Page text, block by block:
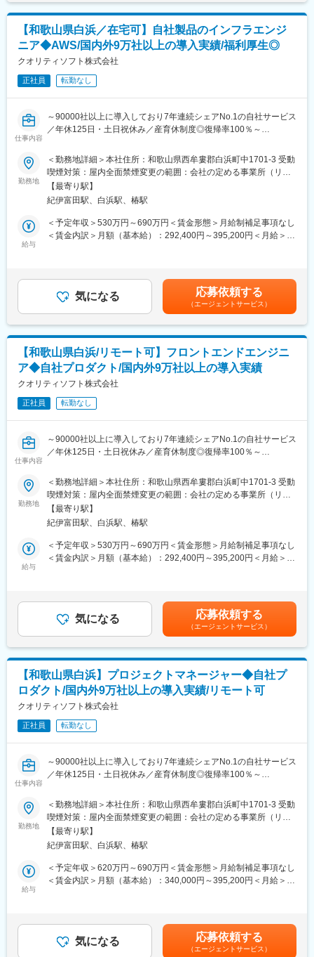
られた教育、基本動作や救急法等、それぞれの業務に必要な知識
や技能を学び、セキュリティのプロフェッショナルとしての基本
を身に付けられます。
■働き方
勤務例：
け休み、日：休
週平均労働時間39時間と働きやすい環境です。
変更の範囲：会社の定める業務
で開発）
◇ネットワーク接続される製品のため不正アクセスに耐えられる
セキュアコーディング
※エンドユーザーはビルオーナーだが、システムの納品先はゼネコ
ン、サブコンです。また、三菱電機がシステム開発の営業を行
い、要求仕様の作成を行いますので当社は設計から機能試験を主
に行います。
■業務の魅力：
◇三菱電機（株）冷熱システム製作所内で三菱電機とフロア違い
ションとれるような業務環境です。
◇クラウド接続の開始に伴いAWSに対応した開発のスタートと拡
大が見込まれております。チーム内におけるAWS技術の先駆者と
して専門性を高めるチャンスがあります。
定性があります。
◇最終製品に近い立ち位置でソフトウェア開発を手掛けてきた強
◇各種教育プログラムや三菱電機のゼミ（e-learning）もあります
ので、異業種から入社された方でも必要な業務知識を習得いただ
くことが可能です。
変更の範囲：会社の定める業務
【和歌山県白浜／在宅可】自社製品のインフラエンジ
ニア◆AWS/国内外9万社以上の導入実績/福利厚生◎
クオリティソフト株式会社
正社員 転勤なし
仕事内容
～90000社以上に導入しており7年連続シェアNo.1の自社サービス
／年休125日・土日祝休み／産育休制度◎復帰率100％～
■業務内容
当社開発のIT資産管理＆セキュリティ対策サービスを支えるシス
テムの構築・運用をお任せいたします。
主力サービス「ISM CloudOne」は、2010年のリリース以降着実
に成長を続け、現在は90,000社を超える規模となり、より一層の
信頼性や安定性が求められています。
そこでAWS環境におけるシステムの安定稼働を支え、モダナイズ
【具体的には】
・「ISM CloudOne」におけるAWSインフラの設計、構築
・AWSの各種サービスを活用したパフォーマンス最適化やコスト
適化の実施
・トラフィック増加やデータ量増大に伴うパフォーマンスチュー
ニング、キャパシティプランニング
・障害発生時の一次対応、原因究明（トラブルシューティン
グ）、および恒久対応・再発防止策の立案と実行
・リソース使用状況の分析に基づく、クラウドインフラの継続的
なコスト最適化
■本ポジションの特徴
システムはハイブリッド環境のため、まずは得意な領域からスタ
います！
・自分で率先してクラウド基盤の開発・運用を改善していくこと
が可能
・運用だけでなく上流工程（設計・構築）や、新サービス立ち上
■サービスの強み
■働きやすい環境
残業20～30時間程度で年休125日（土日祝休）で、有給取得もし
やすいため、各々のライフステージに合わせて働けます。産前産
後休暇、育児休業からの復帰率が100％。最近は男性の育休取得
者も徐々に増えてきています。
変更の範囲：会社の定める業務
勤務地
＜勤務地詳細＞本社住所：和歌山県西牟婁郡白浜町中1701-3 受動
喫煙対策：屋内全面禁煙変更の範囲：会社の定める事業所（リモ
ートワーク含む）
【最寄り駅】
紀伊富田駅、白浜駅、椿駅
給与
＜予定年収＞530万円～690万円＜賃金形態＞月給制補足事項なし
＜賃金内訳＞月額（基本給）：292,400円～395,200円＜月給＞
の金額であり、選考を通じて上下する可能性があります。月給(月
額)は固定手当を含めた表記です。
気になる 応募依頼する
（エージェントサービス）
【和歌山県白浜/リモート可】フロントエンドエンジニ
ア◆自社プロダクト/国内外9万社以上の導入実績
クオリティソフト株式会社
正社員 転勤なし
仕事内容
～90000社以上に導入しており7年連続シェアNo.1の自社サービス
／年休125日・土日祝休み／産育休制度◎復帰率100％～
■業務内容
当社は自社製品のクラウドサービス開発メーカーです。
担当いただくプロダクトは、ISM CloudOneおよび関連製品です。
国内外55か国以上・9万社以上に導入実績があります。
https://www.qualitysoft.com/product/lineup/
【具体的には】
■サービスの強み
「ISM CloudOne」は80000社以上に導入され、7年連続国内シェ
客を最初に獲得できた事が背景となっています。サービスの強み
としてエンドポイントセキュリティを担っており、完全クラウド
で国際化にも対応している（オンプレミスの場合海外端末は別に
なる）ため海外顧客含めて利用できる点も他社でカバーできない
強みです。
■働きやすい環境
残業20～30時間程度で年休125日（土日祝休）で、有給取得もし
やすいため、各々のライフステージに合わせて働けます。産前産
後休暇、育児休業からの復帰率が100％。最近は男性の育休取得
■入社後の流れ
OJT形式で業務を習得いただきます。現職メンバーのフォロー体
制や研修は充実しています。 将来的にはスペシャリストやマネジ
■当社について
変更の範囲：会社の定める業務
勤務地
＜勤務地詳細＞本社住所：和歌山県西牟婁郡白浜町中1701-3 受動
喫煙対策：屋内全面禁煙変更の範囲：会社の定める事業所（リモ
ートワーク含む）
【最寄り駅】
紀伊富田駅、白浜駅、椿駅
給与
＜予定年収＞530万円～690万円＜賃金形態＞月給制補足事項なし
＜賃金内訳＞月額（基本給）：292,400円～395,200円＜月給＞
の金額であり、選考を通じて上下する可能性があります。月給(月
額)は固定手当を含めた表記です。
気になる 応募依頼する
（エージェントサービス）
【和歌山県白浜】プロジェクトマネージャー◆自社プ
ロダクト/国内外9万社以上の導入実績/リモート可
クオリティソフト株式会社
正社員 転勤なし
仕事内容
～90000社以上に導入しており7年連続シェアNo.1の自社サービス
／年休125日・土日祝休み／産育休制度◎復帰率100％～
■業務内容
当社は自社製品のクラウドサービス開発メーカーです。
担当いただくプロダクトは、ISM CloudOneおよび関連製品です。
国内外55か国以上・9万社以上に導入実績があります。
https://www.qualitysoft.com/product/lineup/
各チームが並行で進める開発プロジェクトのマネジメントを横断
的に支援する業務です。
・要求仕様書を基にした要件定義やシステム設計
・プロジェクト計画の策定および推進
勤務地
＜勤務地詳細＞本社住所：和歌山県西牟婁郡白浜町中1701-3 受動
喫煙対策：屋内全面禁煙変更の範囲：会社の定める事業所（リモ
ートワーク含む）
【最寄り駅】
紀伊富田駅、白浜駅、椿駅
給与
＜予定年収＞620万円～690万円＜賃金形態＞月給制補足事項なし
＜賃金内訳＞月額（基本給）：340,000円～395,200円＜月給＞
の金額であり、選考を通じて上下する可能性があります。月給(月
額)は固定手当を含めた表記です。
気になる 応募依頼する
（エージェントサービス）